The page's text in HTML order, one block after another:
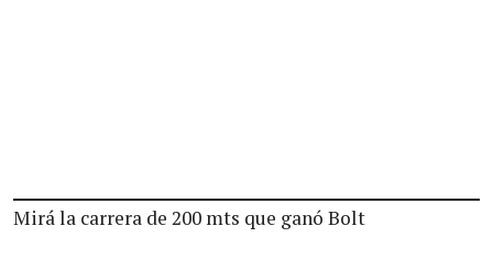
Mirá la carrera de 200 mts que ganó Bolt